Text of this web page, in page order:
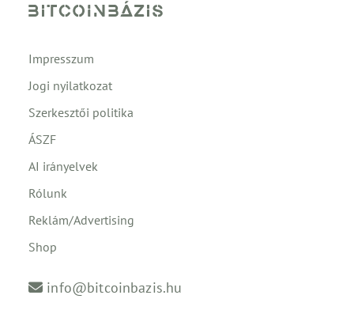
Impresszum
Jogi nyilatkozat
Szerkesztői politika
ÁSZF
AI irányelvek
Rólunk
Reklám/Advertising
Shop
info@bitcoinbazis.hu